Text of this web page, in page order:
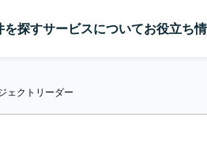
を探すサービスについてお役立ち
ェクトリーダー